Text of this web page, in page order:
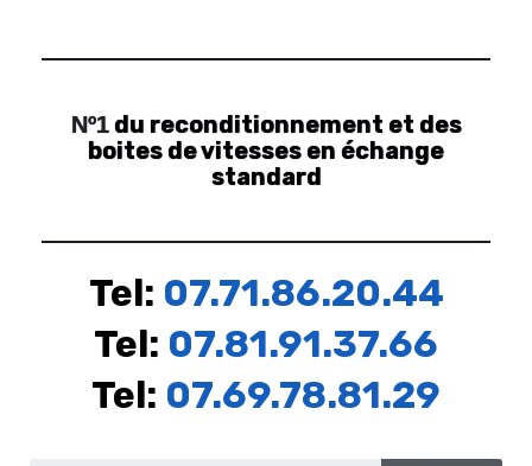
Nº1du reconditionnement et des
boites de vitesses en échange
standard
Tel: 07.71.86.20.44
Tel: 07.81.91.37.66
Tel: 07.69.78.81.29